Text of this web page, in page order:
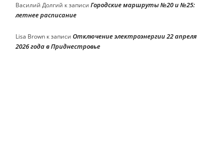
Василий Долгий к записи Городские маршруты №20 и №25:
летнее расписание
Lisa Brown к записи Отключение электроэнергии 22 апреля
2026 года в Приднестровье